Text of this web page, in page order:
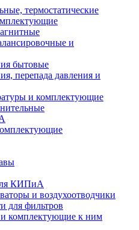
термостатические
и
бытовые
перепада давления и
и комплектующие
КИПиА
и воздухоотводчики
для фильтров
комплектующие к ним